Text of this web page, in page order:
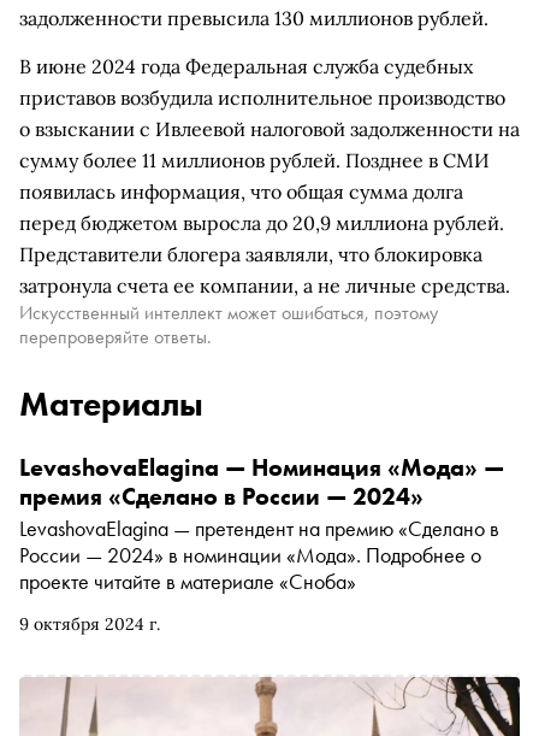
задолженности превысила 130 миллионов рублей.
В июне 2024 года Федеральная служба судебных
приставов возбудила исполнительное производство
о взыскании с Ивлеевой налоговой задолженности на
сумму более 11 миллионов рублей. Позднее в СМИ
появилась информация, что общая сумма долга
перед бюджетом выросла до 20,9 миллиона рублей.
Представители блогера заявляли, что блокировка
затронула счета ее компании, а не личные средства.
Искусственный интеллект может ошибаться, поэтому
перепроверяйте ответы.
Материалы
9 октября 2024 г.
LevashovaElagina — Номинация «Мода» —
премия «Сделано в России — 2024»
LevashovaElagina — претендент на премию «Сделано в
России — 2024» в номинации «Мода». Подробнее о
проекте читайте в материале «Сноба»